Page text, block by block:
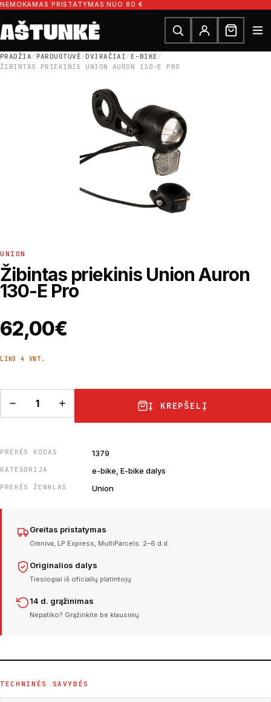
Pereiti prie turinio
NEMOKAMAS PRISTATYMAS NUO 80 €
Ieškoti dalių
Ieškoti
PRADŽIA/PARDUOTUVĖ/DVIRAČIAI /E-BIKE/
ŽIBINTAS PRIEKINIS UNION AURON 130-E PRO
UNION
Žibintas priekinis Union Auron
130-E Pro
62,00€
LIKO 4 VNT.
Į KREPŠELĮ
PREKĖS KODAS 1379
KATEGORIJA e-bike, E-bike dalys
PREKĖS ŽENKLAS Union
Greitas pristatymas
Omniva, LP Express, MultiParcels. 2–6 d.d.
Originalios dalys
Tiesiogiai iš oficialių platintojų
14 d. grąžinimas
Nepatiko? Grąžinkite be klausimų
TECHNINĖS SAVYBĖS